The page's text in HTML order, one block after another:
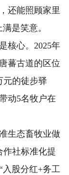
还能照顾家里
是笑意。
心。2025年
蕃古道的区位
元的徒步驿
动5名牧户在
生态畜牧业做
作社标准化提
入股分红+务工